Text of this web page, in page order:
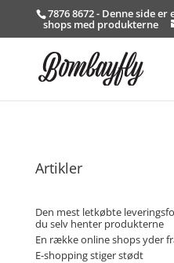
7876 8672 - Denne side
shops med produkterne
Artikler
Den mest letkøbte
du selv henter produkterne
En række online shops yder
E-shopping stiger stødt